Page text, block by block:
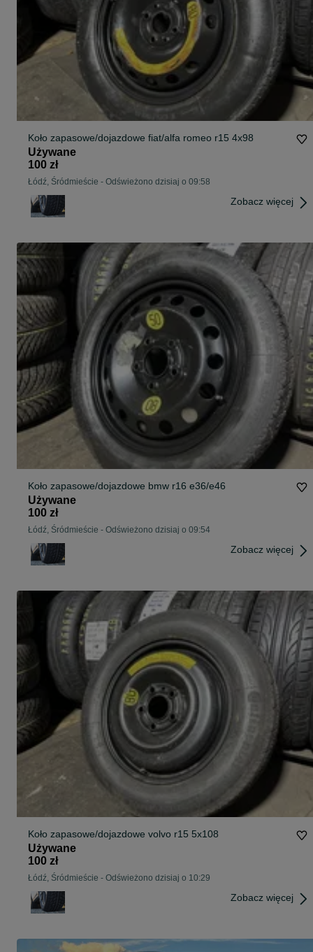
Koło zapasowe/dojazdowe fiat/alfa romeo r15 4x98
Używane
100 zł
Łódź, Śródmieście - Odświeżono dzisiaj o 09:58
Zobacz więcej
Koło zapasowe/dojazdowe bmw r16 e36/e46
Używane
100 zł
Łódź, Śródmieście - Odświeżono dzisiaj o 09:54
Zobacz więcej
Koło zapasowe/dojazdowe volvo r15 5x108
Używane
100 zł
Łódź, Śródmieście - Odświeżono dzisiaj o 10:29
Zobacz więcej